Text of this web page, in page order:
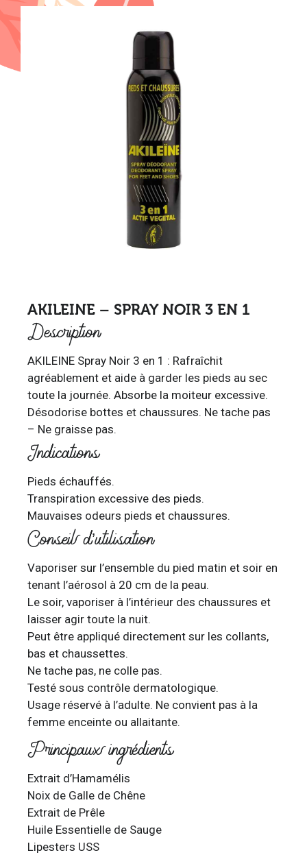
AKILEINE – SPRAY NOIR 3 EN 1
Description
AKILEINE Spray Noir 3 en 1 : Rafraîchit
agréablement et aide à garder les pieds au sec
toute la journée. Absorbe la moiteur excessive.
Désodorise bottes et chaussures. Ne tache pas
– Ne graisse pas.
Indications
Pieds échauffés.
Transpiration excessive des pieds.
Mauvaises odeurs pieds et chaussures.
Conseil d’utilisation
Vaporiser sur l’ensemble du pied matin et soir en
tenant l’aérosol à 20 cm de la peau.
Le soir, vaporiser à l’intérieur des chaussures et
laisser agir toute la nuit.
Peut être appliqué directement sur les collants,
bas et chaussettes.
Ne tache pas, ne colle pas.
Testé sous contrôle dermatologique.
Usage réservé à l’adulte. Ne convient pas à la
femme enceinte ou allaitante.
Principaux ingrédients
Extrait d’Hamamélis
Noix de Galle de Chêne
Extrait de Prêle
Huile Essentielle de Sauge
Lipesters USS